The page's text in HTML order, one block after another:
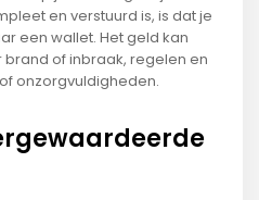
en verstuurd is, is dat je
een wallet. Het geld kan
of inbraak, regelen en
onzorgvuldigheden.